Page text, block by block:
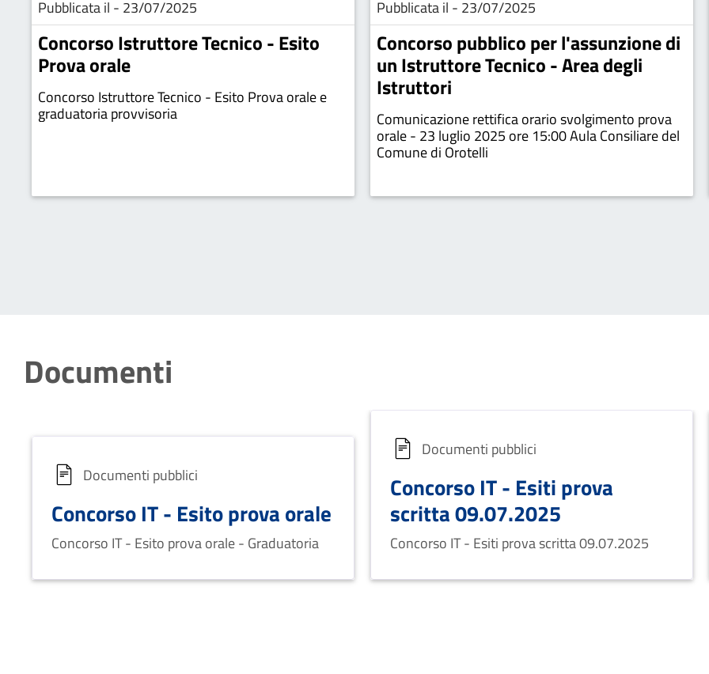
Pubblicata il - 23/07/2025
Concorso Istruttore Tecnico - Esito
Prova orale
Concorso Istruttore Tecnico - Esito Prova orale e
graduatoria provvisoria
Pubblicata il - 23/07/2025
Concorso pubblico per l'assunzione di
un Istruttore Tecnico - Area degli
Istruttori
Comunicazione rettifica orario svolgimento prova
orale - 23 luglio 2025 ore 15:00 Aula Consiliare del
Comune di Orotelli
Documenti
Documenti pubblici
Concorso IT - Esito prova orale
Concorso IT - Esito prova orale - Graduatoria
Documenti pubblici
Concorso IT - Esiti prova
scritta 09.07.2025
Concorso IT - Esiti prova scritta 09.07.2025